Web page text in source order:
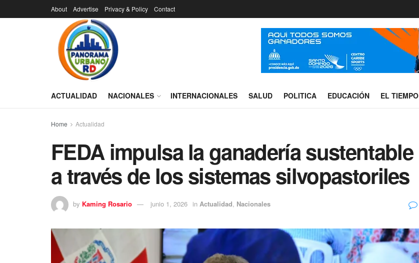
About Advertise Privacy & Policy Contact
ACTUALIDAD NACIONALES INTERNACIONALES SALUD POLITICA EDUCACIÓN EL TIEMPO
Home Actualidad
FEDA impulsa la ganadería sustentable
a través de los sistemas silvopastoriles
by Kaming Rosario junio 1, 2026 in Actualidad, Nacionales